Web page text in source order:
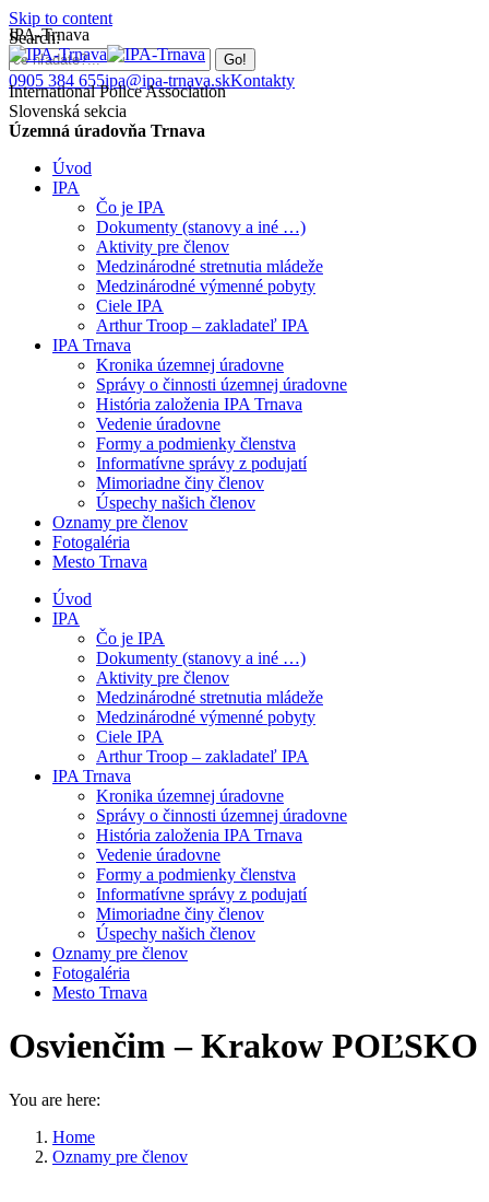
Skip to content
Search:
0905 384 655ipa@ipa-trnava.skKontakty
IPA-Trnava
International Police Association
Slovenská sekcia
Územná úradovňa Trnava
Úvod
IPA
Čo je IPA
Dokumenty (stanovy a iné …)
Aktivity pre členov
Medzinárodné stretnutia mládeže
Medzinárodné výmenné pobyty
Ciele IPA
Arthur Troop – zakladateľ IPA
IPA Trnava
Kronika územnej úradovne
Správy o činnosti územnej úradovne
História založenia IPA Trnava
Vedenie úradovne
Formy a podmienky členstva
Informatívne správy z podujatí
Mimoriadne činy členov
Úspechy našich členov
Oznamy pre členov
Fotogaléria
Mesto Trnava
Úvod
IPA
Čo je IPA
Dokumenty (stanovy a iné …)
Aktivity pre členov
Medzinárodné stretnutia mládeže
Medzinárodné výmenné pobyty
Ciele IPA
Arthur Troop – zakladateľ IPA
IPA Trnava
Kronika územnej úradovne
Správy o činnosti územnej úradovne
História založenia IPA Trnava
Vedenie úradovne
Formy a podmienky členstva
Informatívne správy z podujatí
Mimoriadne činy členov
Úspechy našich členov
Oznamy pre členov
Fotogaléria
Mesto Trnava
Osvienčim – Krakow POĽSKO
You are here:
Home
Oznamy pre členov